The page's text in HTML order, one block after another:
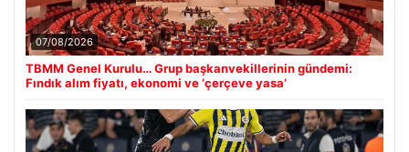
07/08/2026
TBMM Genel Kurulu… Grup başkanvekillerinin gündemi:
Fındık alım fiyatı, ekonomi ve ‘çerçeve yasa’